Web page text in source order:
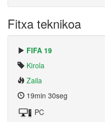
Fitxa teknikoa
FIFA 19
Kirola
Zaila
19min 30seg
PC